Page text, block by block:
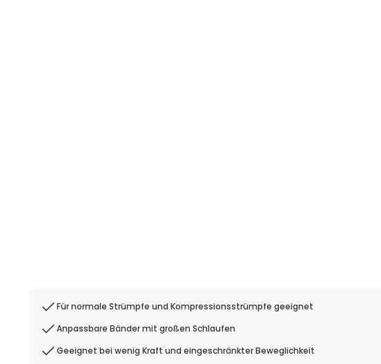
Für normale Strümpfe und Kompressionsstrümpfe geeignet
Anpassbare Bänder mit großen Schlaufen
Geeignet bei wenig Kraft und eingeschränkter Beweglichkeit